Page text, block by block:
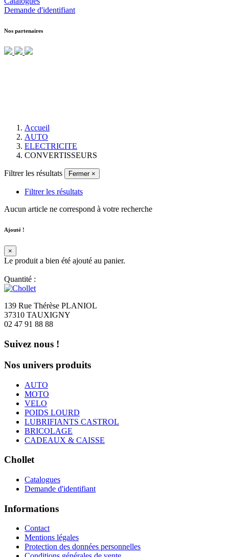
Demande d'identifiant
Nos partenaires
Accueil
AUTO
ELECTRICITE
CONVERTISSEURS
Filtrer les résultats Fermer ×
Filtrer les résultats
Aucun article ne correspond à votre recherche
Ajouté !
×
Le produit a bien été ajouté au panier.
Quantité :
139 Rue Thérèse PLANIOL
37310 TAUXIGNY
02 47 91 88 88
Suivez nous !
Nos univers produits
AUTO
MOTO
VELO
POIDS LOURD
LUBRIFIANTS CASTROL
BRICOLAGE
CADEAUX & CAISSE
Chollet
Catalogues
Demande d'identifiant
Informations
Contact
Mentions légales
Protection des données personnelles